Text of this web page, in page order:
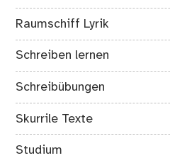
Raumschiff Lyrik
Schreiben lernen
Schreibübungen
Skurrile Texte
Studium